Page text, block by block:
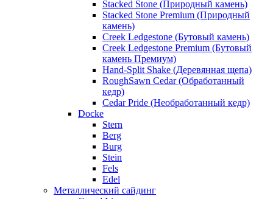
Stacked Stone (Природный камень)
Stacked Stone Premium (Природный
камень)
Creek Ledgestone (Бутовый камень)
Creek Ledgestone Premium (Бутовый
камень Премиум)
Hand-Split Shake (Деревянная щепа)
RoughSawn Cedar (Обработанный
кедр)
Cedar Pride (Необработанный кедр)
Docke
Stern
Berg
Burg
Stein
Fels
Edel
Металлический сайдинг